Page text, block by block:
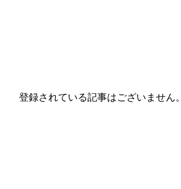
登録されている記事はございません。